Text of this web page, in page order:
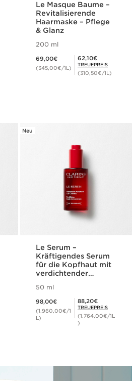
Le Masque Baume –
Revitalisierende
Haarmaske – Pflege
& Glanz
200 ml
69,00€
(345,00€/1L)
Mitgliederpreis 62,10€
62,10€
TREUEPREIS
(310,50€/1L)
Neu
Le Serum –
Kräftigendes Serum
für die Kopfhaut mit
verdichtender
50 ml
98,00€
(1.960,00€/1
L)
Mitgliederpreis 88,20€
88,20€
TREUEPREIS
(1.764,00€/1L
)